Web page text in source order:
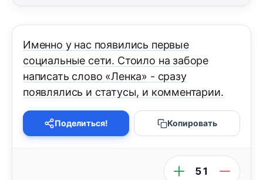
Именно у нас появились первые
социальные сети. Стоило на заборе
написать слово «Ленка» - сразу
появлялись и статусы, и комментарии.
Поделиться! Копировать
51